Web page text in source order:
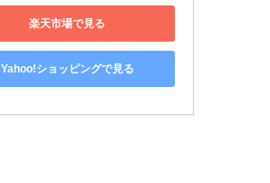
楽天市場で見る
Yahoo!ショッピングで見る